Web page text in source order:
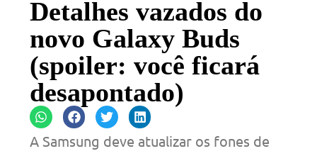
Detalhes vazados do
novo Galaxy Buds
(spoiler: você ficará
desapontado)
A Samsung deve atualizar os fones de